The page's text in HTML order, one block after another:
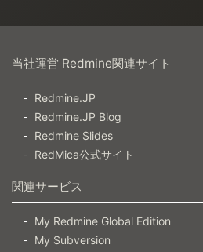
当社運営 Redmine関連サイト
Redmine.JP
Redmine.JP Blog
Redmine Slides
RedMica公式サイト
関連サービス
My Redmine Global Edition
My Subversion